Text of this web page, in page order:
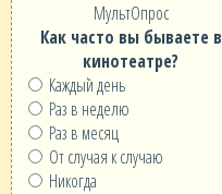
МультОпрос
Как часто вы бываете в
кинотеатре?
Каждый день
Раз в неделю
Раз в месяц
От случая к случаю
Никогда